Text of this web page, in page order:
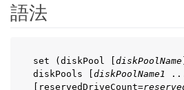
語法
set (diskPool [ diskPoolName
diskPools [ diskPoolName1
[reservedDriveCount=